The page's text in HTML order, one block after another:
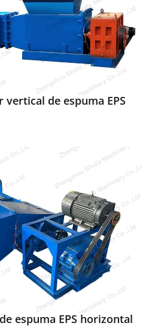
vertical de espuma EPS
espuma EPS horizontal